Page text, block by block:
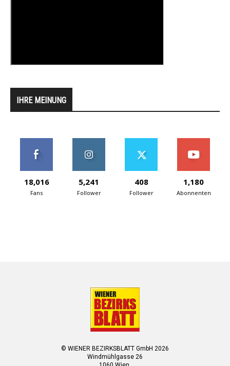
IHRE MEINUNG
18,016
Fans
5,241
Follower
408
Follower
1,180
Abonnenten
© WIENER BEZIRKSBLATT GmbH 2026
Windmühlgasse 26